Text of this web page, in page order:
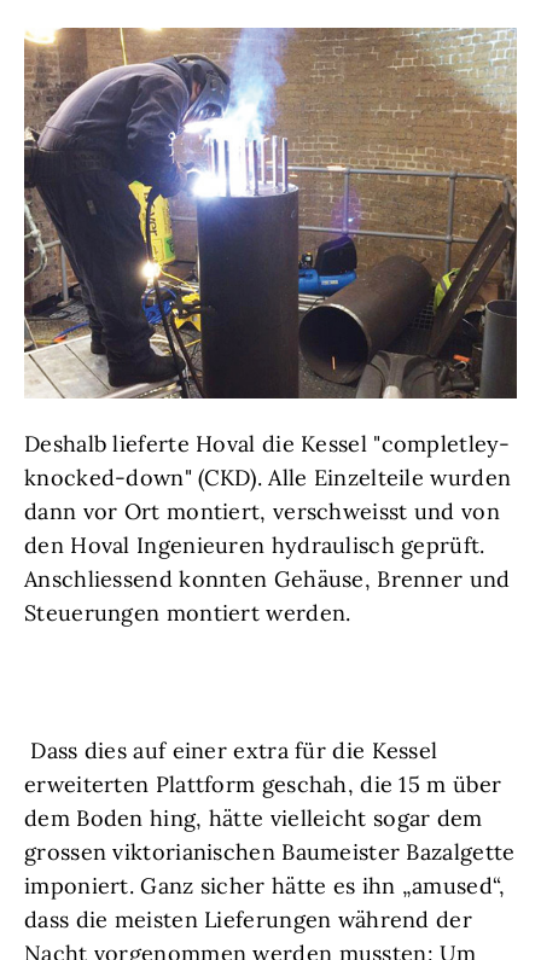
Deshalb lieferte Hoval die Kessel "completley-
knocked-down" (CKD). Alle Einzelteile wurden
dann vor Ort montiert, verschweisst und von
den Hoval Ingenieuren hydraulisch geprüft.
Anschliessend konnten Gehäuse, Brenner und
Steuerungen montiert werden.
Dass dies auf einer extra für die Kessel
erweiterten Plattform geschah, die 15 m über
dem Boden hing, hätte vielleicht sogar dem
grossen viktorianischen Baumeister Bazalgette
imponiert. Ganz sicher hätte es ihn „amused“,
dass die meisten Lieferungen während der
Nacht vorgenommen werden mussten: Um